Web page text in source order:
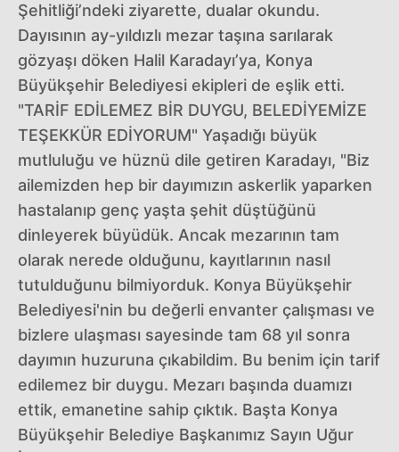
Şehitliği’ndeki ziyarette, dualar okundu.
Dayısının ay-yıldızlı mezar taşına sarılarak
gözyaşı döken Halil Karadayı’ya, Konya
Büyükşehir Belediyesi ekipleri de eşlik etti.
"TARİF EDİLEMEZ BİR DUYGU, BELEDİYEMİZE
TEŞEKKÜR EDİYORUM" Yaşadığı büyük
mutluluğu ve hüznü dile getiren Karadayı, "Biz
ailemizden hep bir dayımızın askerlik yaparken
hastalanıp genç yaşta şehit düştüğünü
dinleyerek büyüdük. Ancak mezarının tam
olarak nerede olduğunu, kayıtlarının nasıl
tutulduğunu bilmiyorduk. Konya Büyükşehir
Belediyesi'nin bu değerli envanter çalışması ve
bizlere ulaşması sayesinde tam 68 yıl sonra
dayımın huzuruna çıkabildim. Bu benim için tarif
edilemez bir duygu. Mezarı başında duamızı
ettik, emanetine sahip çıktık. Başta Konya
Büyükşehir Belediye Başkanımız Sayın Uğur